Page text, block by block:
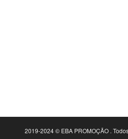
2019-2024 © EBA PROMOÇÃO .